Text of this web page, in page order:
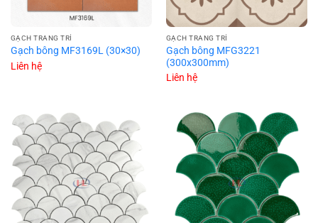
GẠCH TRANG TRÍ
Gạch bông MF3169L (30×30)
Liên hệ
GẠCH TRANG TRÍ
Gạch bông MFG3221
(300x300mm)
Liên hệ